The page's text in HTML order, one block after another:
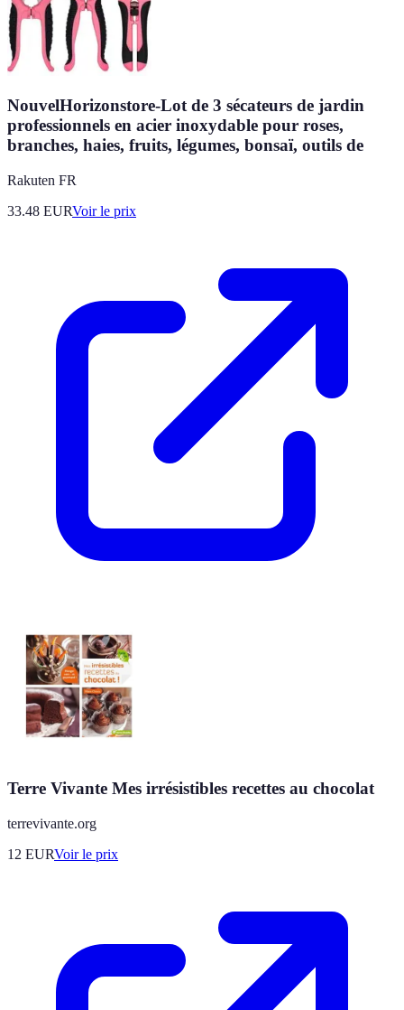
NouvelHorizonstore-Lot de 3 sécateurs de jardin
professionnels en acier inoxydable pour roses,
branches, haies, fruits, légumes, bonsaï, outils de
Rakuten FR
33.48 EURVoir le prix
Terre Vivante Mes irrésistibles recettes au chocolat
terrevivante.org
12 EURVoir le prix